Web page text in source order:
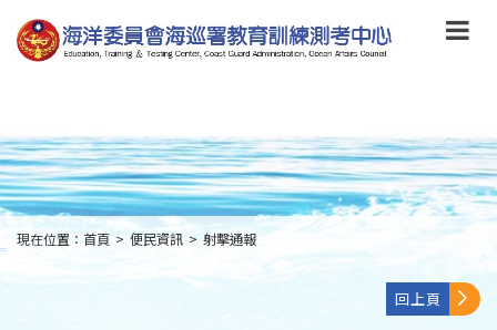
到
主
要
to
main
content
:::
現在位置： 首頁 > 便民資訊 > 射擊通報
回上頁